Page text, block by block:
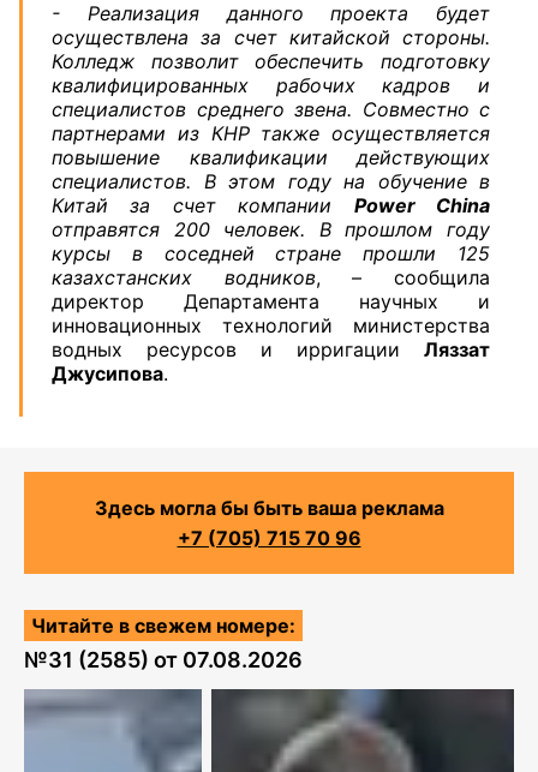
- Реализация данного проекта будет
осуществлена за счет китайской стороны.
Колледж позволит обеспечить подготовку
квалифицированных рабочих кадров и
специалистов среднего звена. Совместно с
партнерами из КНР также осуществляется
повышение квалификации действующих
специалистов. В этом году на обучение в
Китай за счет компании Power China
отправятся 200 человек. В прошлом году
курсы в соседней стране прошли 125
казахстанских водников, – сообщила
директор Департамента научных и
инновационных технологий министерства
водных ресурсов и ирригации Ляззат
Джусипова.
Здесь могла бы быть ваша реклама
+7 (705) 715 70 96
Читайте в свежем номере:
№31 (2585) от 07.08.2026